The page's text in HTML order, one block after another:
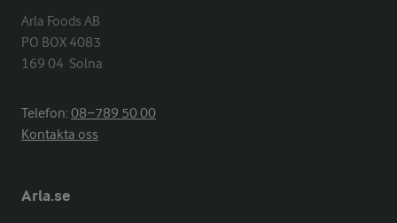
Arla Foods AB
PO BOX 4083
169 04  Solna
Telefon:08−789 50 00
Kontakta oss
Arla.se